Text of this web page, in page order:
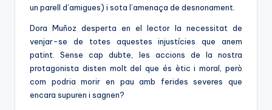
un parell d’amigues) i sota l’amenaça de desnonament.
Dora Muñoz desperta en el lector la necessitat de
venjar-se de totes aquestes injustícies que anem
patint. Sense cap dubte, les accions de la nostra
protagonista disten molt del que és ètic i moral, però
com podria morir en pau amb ferides severes que
encara supuren i sagnen?